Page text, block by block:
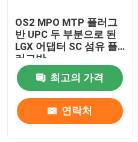
OS2 MPO MTP 플러그
반 UPC 두 부분으로 된
LGX 어댑터 SC 섬유 플
러그반
최고의 가격
연락처